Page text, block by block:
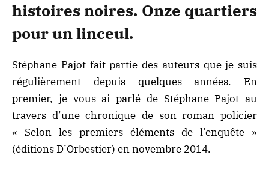
histoires noires. Onze quartiers
pour un linceul.
Stéphane Pajot fait partie des auteurs que je suis
régulièrement depuis quelques années. En
premier, je vous ai parlé de Stéphane Pajot au
travers d’une chronique de son roman policier
« Selon les premiers éléments de l’enquête »
(éditions D’Orbestier) en novembre 2014.